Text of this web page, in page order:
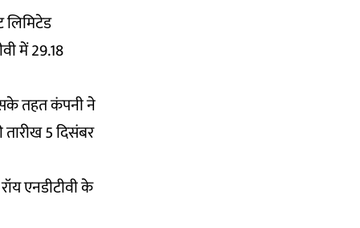
लिमिटेड
में 29.18
तहत कंपनी ने
5 दिसंबर
एनडीटीवी के